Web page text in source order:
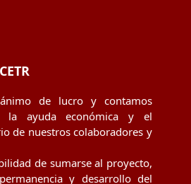
de lucro y contamos
la ayuda económica y el
de nuestros colaboradores y
de sumarse al proyecto,
y desarrollo del